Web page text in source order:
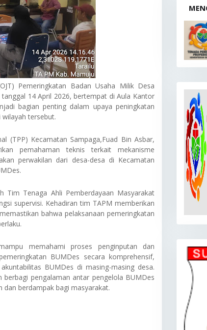
Pemeringkatan Badan Usaha Milik Desa
14 April 2026, bertempat di Aula Kantor
bagian penting dalam upaya peningkatan
tersebut.
(TPP) Kecamatan Sampaga,Fuad Bin Asbar,
pemahaman teknis terkait mekanisme
perwakilan dari desa-desa di Kecamatan
Tim Tenaga Ahli Pemberdayaan Masyarakat
supervisi. Kehadiran tim TAPM memberikan
bahwa pelaksanaan pemeringkatan
memahami proses penginputan dan
BUMDes secara komprehensif,
BUMDes di masing-masing desa.
pengalaman antar pengelola BUMDes
dan berdampak bagi masyarakat.